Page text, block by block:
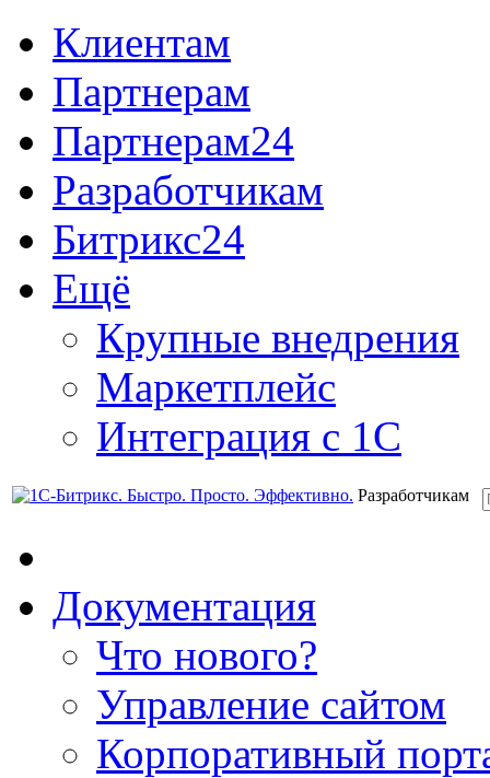
Клиентам
Партнерам
Партнерам24
Разработчикам
Битрикс24
Ещё
Крупные внедрения
Маркетплейс
Интеграция с 1С
Разработчикам
Документация
Что нового?
Управление сайтом
Корпоративный